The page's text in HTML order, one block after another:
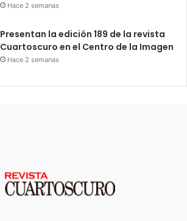
Hace 2 semanas
Presentan la edición 189 de la revista
Cuartoscuro en el Centro de la Imagen
Hace 2 semanas